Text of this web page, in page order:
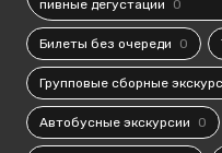
пивные дегустации
0
Билеты без очереди 0
Групповые сборные
Автобусные экскурсии 0